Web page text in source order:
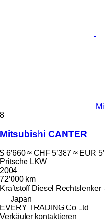
8
Mitsubishi CANTER
$ 6’660 ≈ CHF 5’387 ≈ EUR
Pritsche LKW
2004
72’000 km
Kraftstoff Diesel Rechtslenker
Japan
EVERY TRADING Co Ltd
Verkäufer kontaktieren